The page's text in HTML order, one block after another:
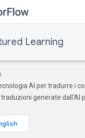
Learning
AI per tradurre i
generate dall'AI